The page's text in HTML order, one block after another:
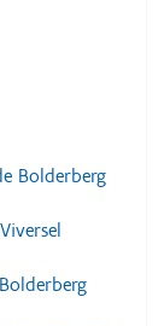
Bolderberg